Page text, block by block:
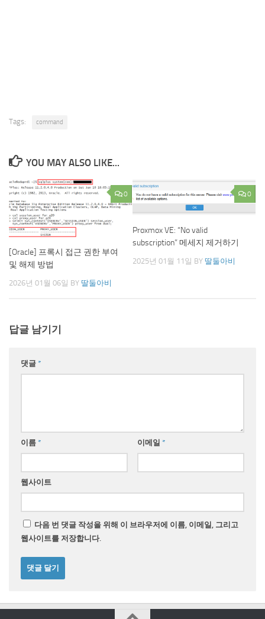
Tags: command
YOU MAY ALSO LIKE...
0
[Oracle] 프록시 접근 권한 부여
및 해제 방법
2026년 01월 06일 BY 딸둘아비
0
Proxmox VE: “No valid
subscription” 메세지 제거하기
2025년 01월 11일 BY 딸둘아비
답글 남기기
댓글 *
이름 * 이메일 *
웹사이트
다음 번 댓글 작성을 위해 이 브라우저에 이름, 이메일, 그리고
웹사이트를 저장합니다.